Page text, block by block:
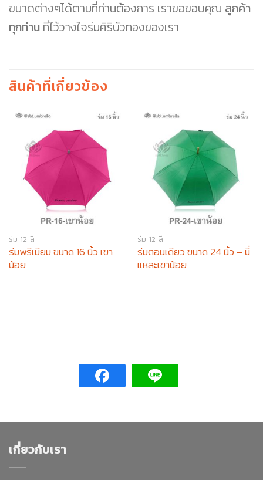
ขนาดต่างๆได้ตามที่ท่านต้องการ เราขอขอบคุณ ลูกค้า
ทุกท่าน ที่ไว้วางใจร่มศิริบัวทองของเรา
สินค้าที่เกี่ยวข้อง
ร่ม 12 สี
ร่มพรีเมียม ขนาด 16 นิ้ว เขา
น้อย
ร่ม 12 สี
ร่มตอนเดียว ขนาด 24 นิ้ว – นี่
แหละเขาน้อย
เกี่ยวกับเรา